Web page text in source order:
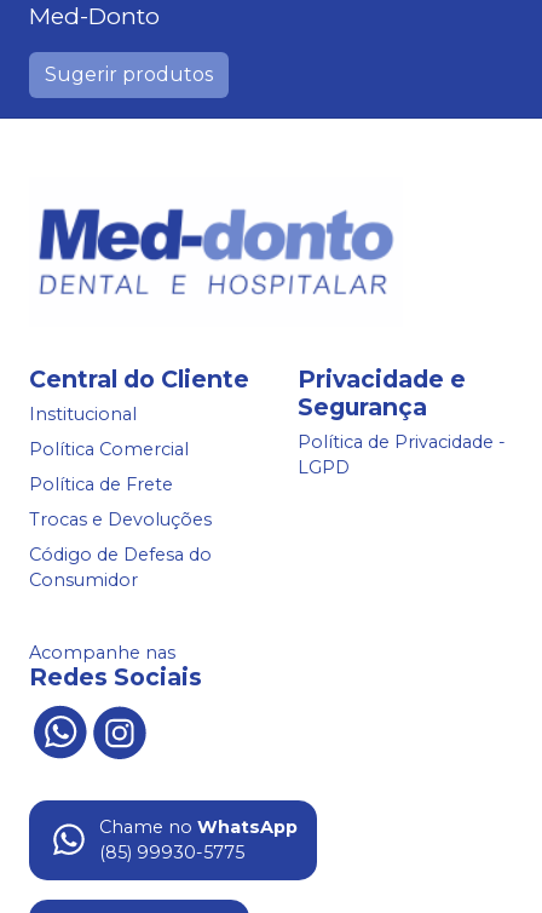
Med-Donto
Sugerir produtos
Central do Cliente
Institucional
Política Comercial
Política de Frete
Trocas e Devoluções
Código de Defesa do
Consumidor
Privacidade e
Segurança
Política de Privacidade -
LGPD
Acompanhe nas
Redes Sociais
Chame no WhatsApp
(85) 99930-5775